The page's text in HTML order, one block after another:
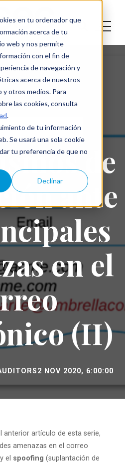
en tu ordenador que
acerca de tu
web y nos permite
con el fin de
de navegación y
acerca de nuestros
otros medios. Para
las cookies, consulta
.
de tu información
Se usará una sola cookie
tu preferencia de que no
Declinar
SEGURAS
de
ante
en el
(II)
2 NOV 2020, 6:00:00
anterior artículo de esta serie,
amenazas en el correo
y el spoofing (suplantación de